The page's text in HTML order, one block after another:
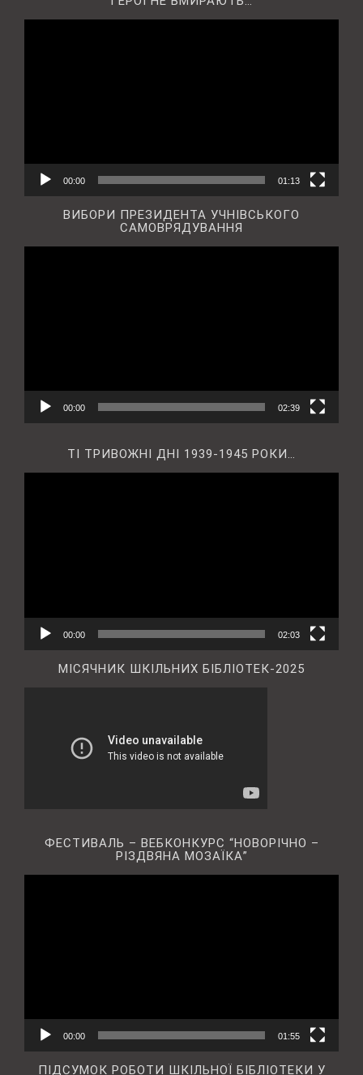
00:00 01:13
ВИБОРИ ПРЕЗИДЕНТА УЧНІВСЬКОГО
САМОВРЯДУВАННЯ
00:00 02:39
ТІ ТРИВОЖНІ ДНІ 1939-1945 РОКИ…
00:00 02:03
МІСЯЧНИК ШКІЛЬНИХ БІБЛІОТЕК-2025
ФЕСТИВАЛЬ – ВЕБКОНКУРС “НОВОРІЧНО –
РІЗДВЯНА МОЗАЇКА”
00:00 01:55
ПІДСУМОК РОБОТИ ШКІЛЬНОЇ БІБЛІОТЕКИ У